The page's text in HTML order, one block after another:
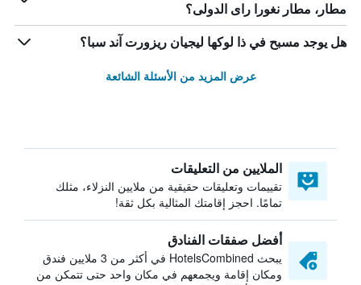
مطار، مطار نغورا راى الدولى؟
هل يوجد مسبح في ذا لوكها ليجيان ريزورت آند سبا؟
عرض المزيد من الأسئلة الشائعة
الملايين من التعليقات
تقييمات وتعليقات حقيقية من ملايين النزلاء، مثلك
تمامًا. احجز إقامتك المثالية بكل ثقة!
أفضل صفقات الفنادق
يبحث HotelsCombined في أكثر من 3 ملايين فندق
ومكان إقامة ويجمعهم في مكان واحد حتى تتمكن من